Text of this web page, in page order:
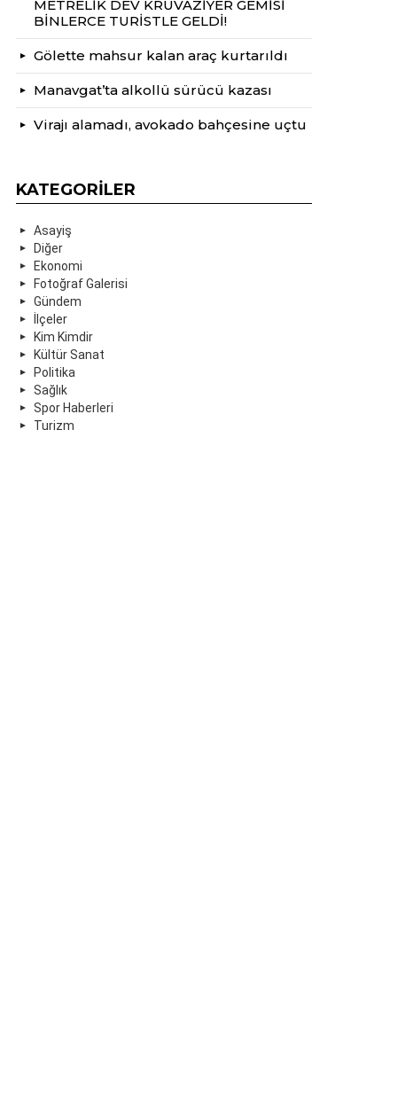
METRELİK DEV KRUVAZİYER GEMİSİ
BİNLERCE TURİSTLE GELDİ!
Gölette mahsur kalan araç kurtarıldı
Manavgat’ta alkollü sürücü kazası
Virajı alamadı, avokado bahçesine uçtu
KATEGORILER
Asayiş
Diğer
Ekonomi
Fotoğraf Galerisi
Gündem
İlçeler
Kim Kimdir
Kültür Sanat
Politika
Sağlık
Spor Haberleri
Turizm